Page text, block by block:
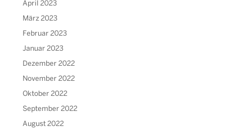
April 2023
März 2023
Februar 2023
Januar 2023
Dezember 2022
November 2022
Oktober 2022
September 2022
August 2022